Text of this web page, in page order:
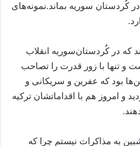
کُردستان سوریه بماند.نمونه‌های
که در کُردستان‌سوریه انقلاب
و تنها با زور قدرت را تصاحب
بود که عفرین و سریکانی و
امروز هم با اقداماتشان ترکیه
به مذاکرات نیستم‌ چرا که